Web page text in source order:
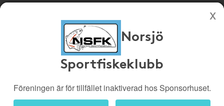
Köp genom denna sida stöttar Norsjö Sportfiskeklubb
Butiker
Biobiljetter
Bli medlem
Logga in
Norsjö
Sportfiskeklubb
Föreningen är för tillfället inaktiverad hos Sponsorhuset.